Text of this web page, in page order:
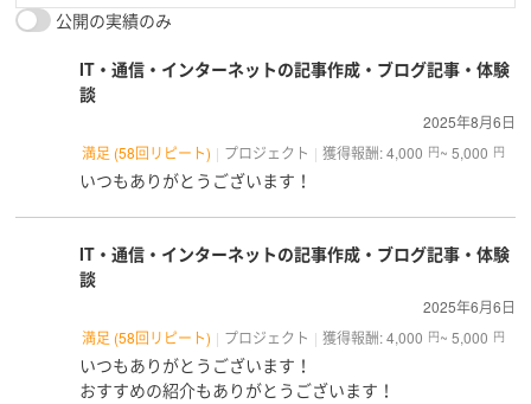
公開の実績のみ
IT・通信・インターネットの記事作成・ブログ記事・体験
談
2025年8月6日
満足 (58回リピート)
プロジェクト 獲得報酬: 4,000 円~ 5,000 円
いつもありがとうございます！
IT・通信・インターネットの記事作成・ブログ記事・体験
談
2025年6月6日
満足 (58回リピート)
プロジェクト 獲得報酬: 4,000 円~ 5,000 円
いつもありがとうございます！
おすすめの紹介もありがとうございます！